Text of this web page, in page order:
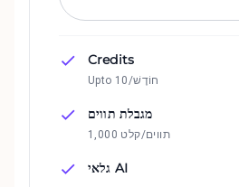
Credits
Upto 10/חוֹדֶשׁ
מגבלת תווים
1,000 תווים/קלט
גלאי AI